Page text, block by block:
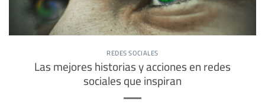
REDES SOCIALES
Las mejores historias y acciones en redes
sociales que inspiran